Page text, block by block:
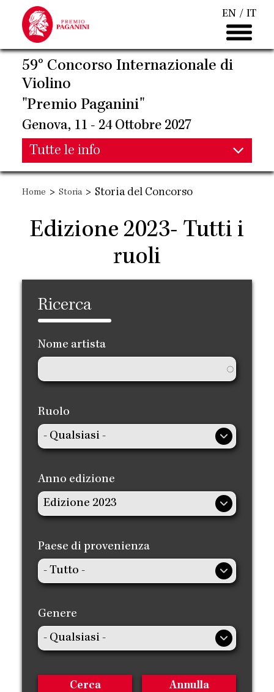
contenuto
principale
EN IT
59° Concorso Internazionale di
Violino
"Premio Paganini"
Genova, 11 - 24 Ottobre 2027
Main
navigation
Tutte le info
Main
navigation
Home > Storia > Storia del Concorso
Edizione 2023- Tutti i
ruoli
Ricerca
Nome artista
Ruolo
Anno edizione
Paese di provenienza
Genere